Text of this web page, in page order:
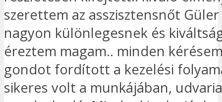
szerettem az asszisztensnőt Güler
nagyon különlegesnek és
éreztem magam.. minden
gondot fordított a kezelési
sikeres volt a munkájában,